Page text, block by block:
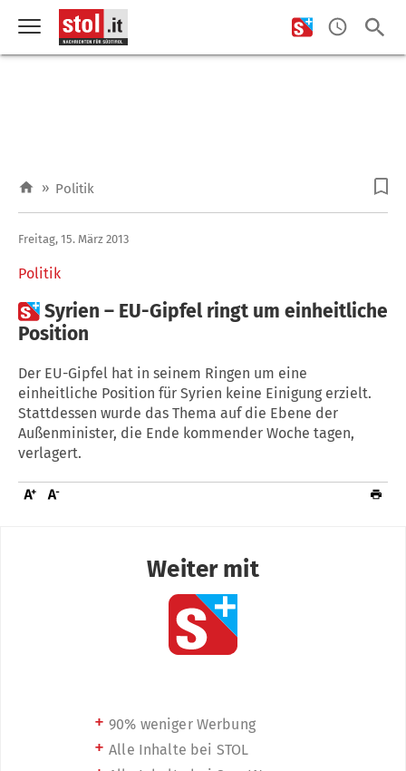
» Politik
Politik
Freitag, 15. März 2013
Syrien – EU-Gipfel ringt um einheitliche
Position
Der EU-Gipfel hat in seinem Ringen um eine
einheitliche Position für Syrien keine Einigung erzielt.
Stattdessen wurde das Thema auf die Ebene der
Außenminister, die Ende kommender Woche tagen,
verlagert.